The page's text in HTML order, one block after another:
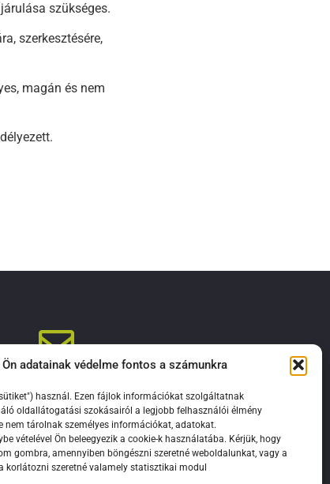
adatainak védelme fontos a számunkra
használ. Ezen fájlok információkat szolgáltatnak
oldallátogatási szokásairól a legjobb felhasználói élmény
nem tárolnak személyes információkat, adatokat.
vételével Ön beleegyezik a cookie-k használatába. Kérjük, hogy
gombra, amennyiben böngészni szeretné weboldalunkat, vagy a
korlátozni szeretné valamely statisztikai modul
szükséges.
szerkesztésére,
magán és nem